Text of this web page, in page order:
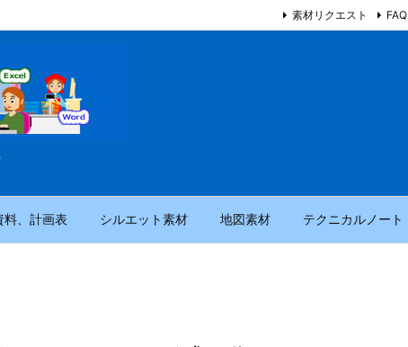
料、計画表 シルエット素材 地図素材 テクニカルノート
素材リクエスト FAQ